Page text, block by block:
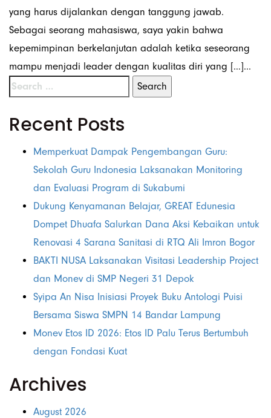
yang harus dijalankan dengan tanggung jawab.
Sebagai seorang mahasiswa, saya yakin bahwa
kepemimpinan berkelanjutan adalah ketika seseorang
mampu menjadi leader dengan kualitas diri yang […]...
Recent Posts
Memperkuat Dampak Pengembangan Guru:
Sekolah Guru Indonesia Laksanakan Monitoring
dan Evaluasi Program di Sukabumi
Dukung Kenyamanan Belajar, GREAT Edunesia
Dompet Dhuafa Salurkan Dana Aksi Kebaikan untuk
Renovasi 4 Sarana Sanitasi di RTQ Ali Imron Bogor
BAKTI NUSA Laksanakan Visitasi Leadership Project
dan Monev di SMP Negeri 31 Depok
Syipa An Nisa Inisiasi Proyek Buku Antologi Puisi
Bersama Siswa SMPN 14 Bandar Lampung
Monev Etos ID 2026: Etos ID Palu Terus Bertumbuh
dengan Fondasi Kuat
Archives
August 2026